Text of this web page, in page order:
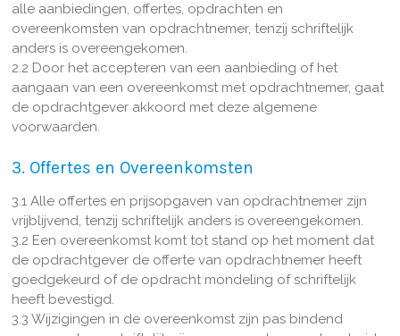
alle aanbiedingen, offertes, opdrachten en
overeenkomsten van opdrachtnemer, tenzij schriftelijk
anders is overeengekomen.
2.2 Door het accepteren van een aanbieding of het
aangaan van een overeenkomst met opdrachtnemer, gaat
de opdrachtgever akkoord met deze algemene
voorwaarden.
3. Offertes en Overeenkomsten
3.1 Alle offertes en prijsopgaven van opdrachtnemer zijn
vrijblijvend, tenzij schriftelijk anders is overeengekomen.
3.2 Een overeenkomst komt tot stand op het moment dat
de opdrachtgever de offerte van opdrachtnemer heeft
goedgekeurd of de opdracht mondeling of schriftelijk
heeft bevestigd.
3.3 Wijzigingen in de overeenkomst zijn pas bindend